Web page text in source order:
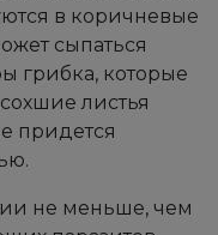
в коричневые
сыпаться
грибка, которые
листья
придется
не меньше, чем